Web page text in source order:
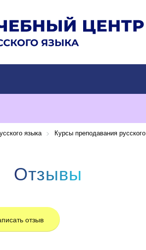
языка > Курсы преподавания русского
Отзывы
отзыв